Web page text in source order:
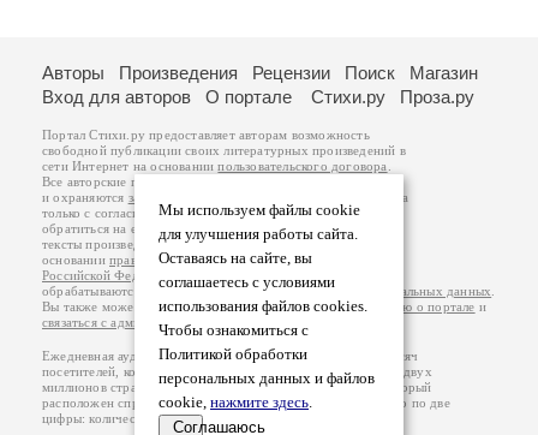
Мы используем файлы cookie
для улучшения работы сайта.
Оставаясь на сайте, вы
соглашаетесь с условиями
использования файлов cookies.
Чтобы ознакомиться с
Политикой обработки
персональных данных и файлов
cookie, нажмите здесь.
Соглашаюсь
Авторы Произведения Рецензии Поиск
Магазин
Вход для авторов
О портале Стихи.ру Проза.ру
Портал Стихи.ру предоставляет авторам возможность
свободной публикации своих литературных произведений в
сети Интернет на основаниипользовательского договора
Все авторские права на произведения принадлежат авторам
и охраняются законом
. Перепечатка произведений возможна
только с согласия его автора, к которому вы можете
обратиться на его авторской странице. Ответственность за
тексты произведений авторы несут самостоятельно на
основанииправил публикацииизаконодательства
Российской Федерации
обрабатываются на основанииПолитики обработки персональных данных
Вы также можете посмотреть более подробнуюинформацию о портале и
связаться с администрацией
Ежедневная аудитория портала Стихи.ру – порядка 200 тысяч
посетителей, которые в общей сумме просматривают более двух
миллионов страниц по данным счетчика посещаемости, который
расположен справа от этого текста. В каждой графе указано по две
цифры: количество просмотров и количество посетителей.